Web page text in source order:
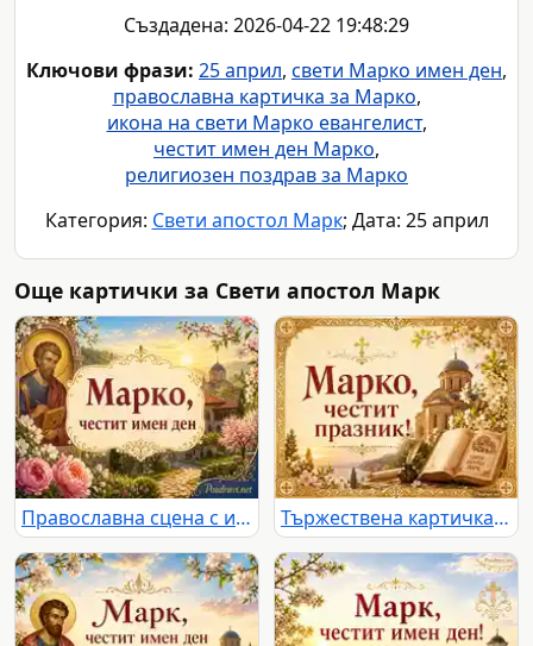
Създадена: 2026-04-22 19:48:29
Ключови фрази: 25 април, свети Марко имен ден,
православна картичка за Марко,
икона на свети Марко евангелист,
честит имен ден Марко,
религиозен поздрав за Марко
Категория: Свети апостол Марк; Дата: 25 април
Още картички за Свети апостол Марк
Православна сцена с икона, пролетни цветя и тържествен поздрав за имен ден на Марко Тържествена картичка за Марко със Свети апостол Марк, православен храм и пролетни цветове